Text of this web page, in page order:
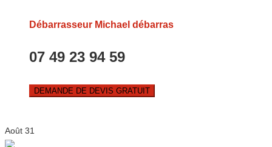
Débarrasseur Michael débarras
07 49 23 94 59
DEMANDE DE DEVIS GRATUIT
Août 31